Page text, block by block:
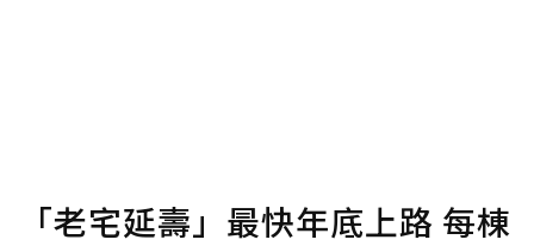
「老宅延壽」最快年底上路 每棟